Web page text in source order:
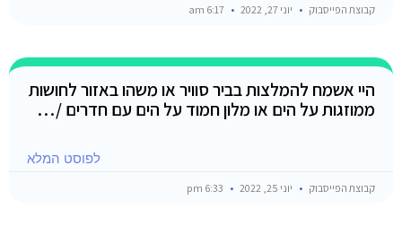
קבוצת הפייסבוק יוני 27, 2022
היי אשמח להמלצות בביר סוויר או משהו באזור לחושות
ממוזגות על הים או מלון חמוד על הים עם חדרים /…
לפוסט המלא
קבוצת הפייסבוק יוני 25, 2022